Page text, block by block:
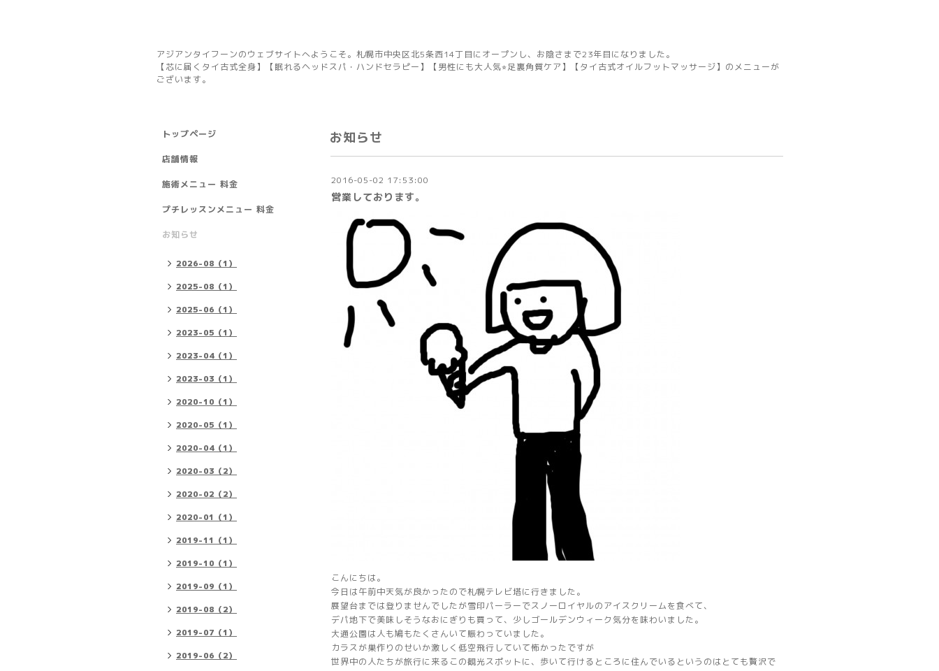
アジアンタイフーンのウェブサイトへようこそ。札幌市中央区北5条西14丁目にオープンし、お陰さまで23年目になりました。
【芯に届くタイ古式全身】【眠れるヘッドスパ・ハンドセラピー】【男性にも大人気⭐︎足裏角質ケア】【タイ古式オイルフットマッサージ】のメニューが
ございます。
お知らせ
2016-05-02 17:53:00
営業しております。
こんにちは。
今日は午前中天気が良かったので札幌テレビ塔に行きました。
展望台までは登りませんでしたが雪印パーラーでスノーロイヤルのアイスクリームを食べて、
デパ地下で美味しそうなおにぎりも買って、少しゴールデンウィーク気分を味わいました。
大通公園は人も鳩もたくさんいて賑わっていました。
カラスが巣作りのせいか激しく低空飛行していて怖かったですが
世界中の人たちが旅行に来るこの観光スポットに、歩いて行けるところに住んでいるというのはとても贅沢で
トップページ
店舗情報
施術メニュー 料金
プチレッスンメニュー 料金
お知らせ
2026-08（1）
2025-08（1）
2025-06（1）
2023-05（1）
2023-04（1）
2023-03（1）
2020-10（1）
2020-05（1）
2020-04（1）
2020-03（2）
2020-02（2）
2020-01（1）
2019-11（1）
2019-10（1）
2019-09（1）
2019-08（2）
2019-07（1）
2019-06（2）